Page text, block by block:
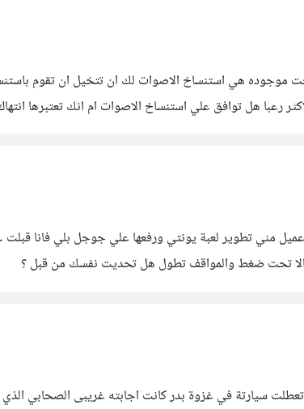
موجوده هي استنساخ الاصوات لك ان تتخيل ان تقوم
والتدليس
مني تطوير لعبة يونتي ورفعها علي جوجل بلي فانا قبلت
تطول هل تحديت نفسك من قبل ؟
عندما سالت الذكاء